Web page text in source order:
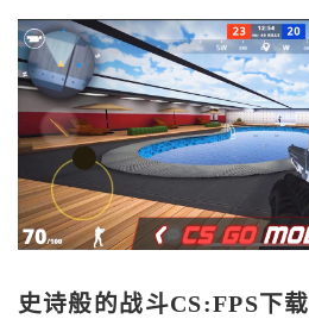
史诗般的战斗CS:FPS下载